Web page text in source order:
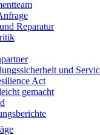
Reparatur
und
Act
gemacht